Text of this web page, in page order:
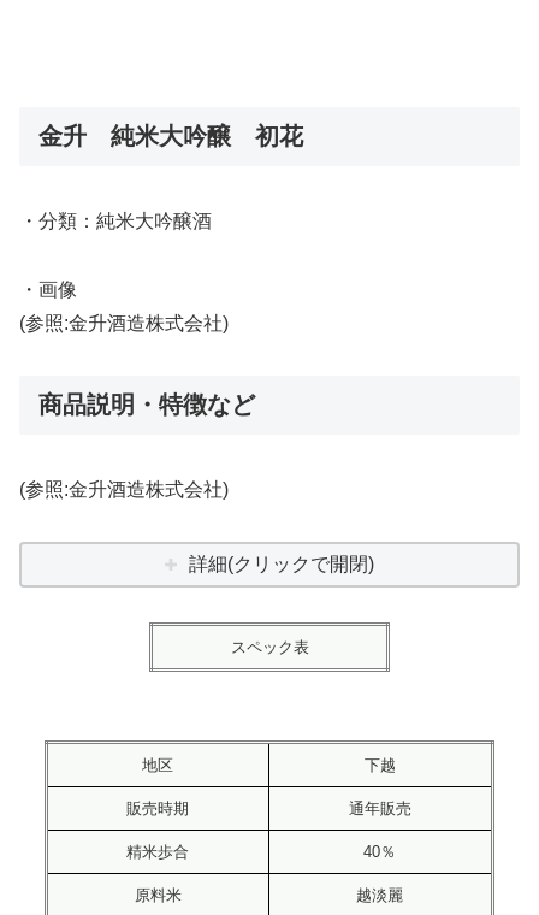
金升 純米大吟醸 初花
・分類：純米大吟醸酒
・画像
(参照:金升酒造株式会社)
商品説明・特徴など
(参照:金升酒造株式会社)
詳細(クリックで開閉)
スペック表
地区 下越
販売時期 通年販売
精米歩合 40％
原料米 越淡麗